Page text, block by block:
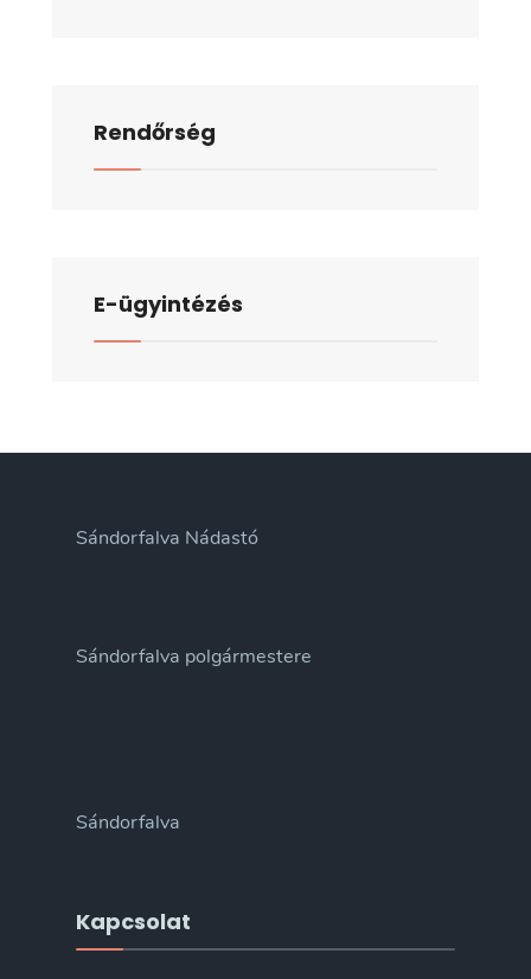
Rendőrség
E-ügyintézés
Sándorfalva Nádastó
Sándorfalva polgármestere
Sándorfalva
Kapcsolat